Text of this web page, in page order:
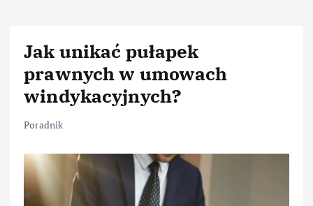
Jak unikać pułapek
prawnych w umowach
windykacyjnych?
Poradnik